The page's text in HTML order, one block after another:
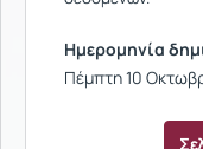
Ημερομηνία
Πέμπτη 10